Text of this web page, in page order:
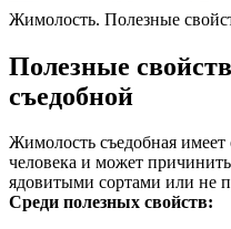
Жимолость. Полезные
Полезные
съедобной
Жимолость съедобная
человека и может причинить
ядовитыми сортами или не
Среди полезных свойств: